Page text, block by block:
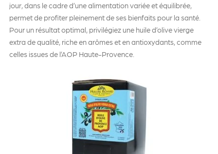
jour, dans le cadre d’une alimentation variée et équilibrée,
permet de profiter pleinement de ses bienfaits pour la santé.
Pour un résultat optimal, privilégiez une huile d’olive vierge
extra de qualité, riche en arômes et en antioxydants, comme
celles issues de l’AOP Haute-Provence.